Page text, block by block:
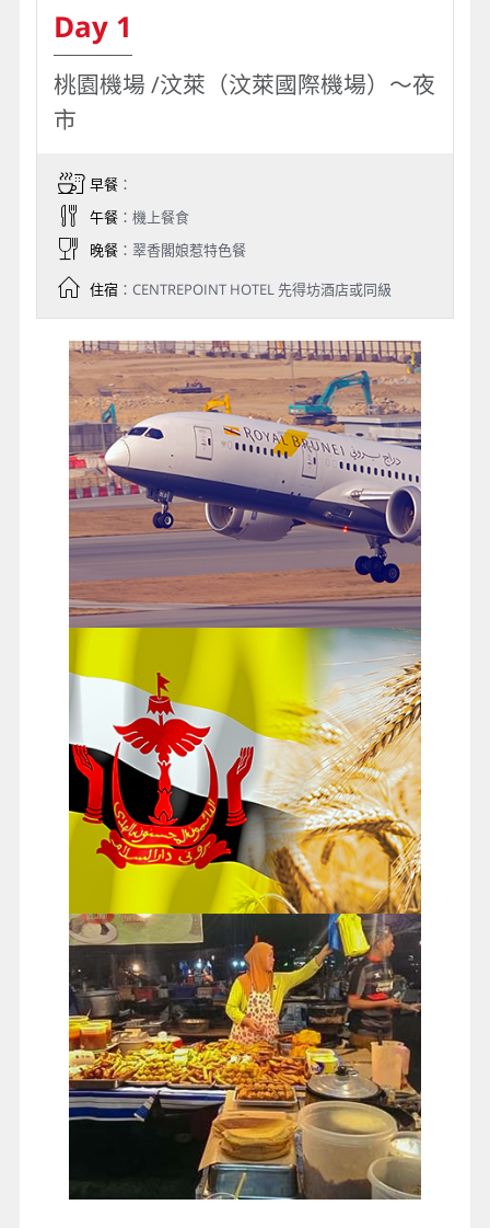
Day 1
桃園機場 /汶萊（汶萊國際機場）～夜
市
早餐：
午餐：機上餐食
晚餐：翠香閣娘惹特色餐
住宿：CENTREPOINT HOTEL 先得坊酒店或同級